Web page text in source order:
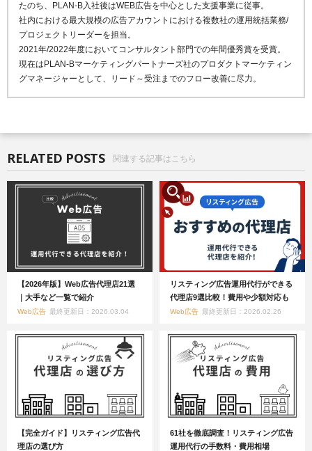
たのち、PLAN-B入社後はWEB広告を中心とした支援事業に従事。
社内における最大規模の広告アカウントにおける複数社の運用統括業務/
プロジェクトリーダーを担当。
2021年/2022年度においてコンサルタント部門での年間優秀賞を受賞。
現在はPLAN-Bマーケティングパートナーズ社のプロダクトマーケティン
グマネージャーとして、リード～受注までのフロー改善に尽力。
RELATED POSTS 関連する記事はこちら
【2026年版】Web広告代理店21選
｜大手など一覧で紹介
Web広告 最終更新日：2026.03.04
リスティング広告運用代行ができる
代理店9選比較！費用や少額対応も
Web広告 最終更新日：2026.02.26
【完全ガイド】リスティング広告代
理店の選び方
61社を徹底調査！リスティング広告
運用代行の手数料・費用相場